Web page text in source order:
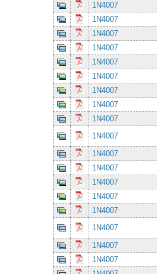
1N4007
1N4007
1N4007
1N4007
1N4007
1N4007
1N4007
1N4007
1N4007
1N4007
1N4007
1N4007
1N4007
1N4007
1N4007
1N4007
1N4007
1N4007